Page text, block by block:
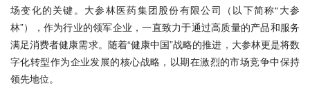
场变化的关键。大参林医药集团股份有限公司（以下简称“大参
林”），作为行业的领军企业，一直致力于通过高质量的产品和服务
满足消费者健康需求。随着“健康中国”战略的推进，大参林更是将数
字化转型作为企业发展的核心战略，以期在激烈的市场竞争中保持
领先地位。